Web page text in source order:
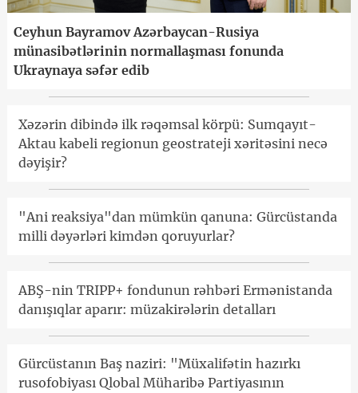
Ceyhun Bayramov Azərbaycan-Rusiya
münasibətlərinin normallaşması fonunda
Ukraynaya səfər edib
Xəzərin dibində ilk rəqəmsal körpü: Sumqayıt-
Aktau kabeli regionun geostrateji xəritəsini necə
dəyişir?
"Ani reaksiya"dan mümkün qanuna: Gürcüstanda
milli dəyərləri kimdən qoruyurlar?
ABŞ-nin TRIPP+ fondunun rəhbəri Ermənistanda
danışıqlar aparır: müzakirələrin detalları
Gürcüstanın Baş naziri: "Müxalifətin hazırkı
rusofobiyası Qlobal Müharibə Partiyasının